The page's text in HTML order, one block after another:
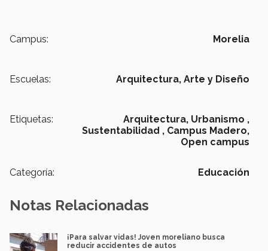
Campus: Morelia
Escuelas: Arquitectura, Arte y Diseño
Etiquetas: Arquitectura, Urbanismo ,
Sustentabilidad , Campus Madero,
Open campus
Categoría: Educación
Notas Relacionadas
¡Para salvar vidas! Joven moreliano busca
reducir accidentes de autos